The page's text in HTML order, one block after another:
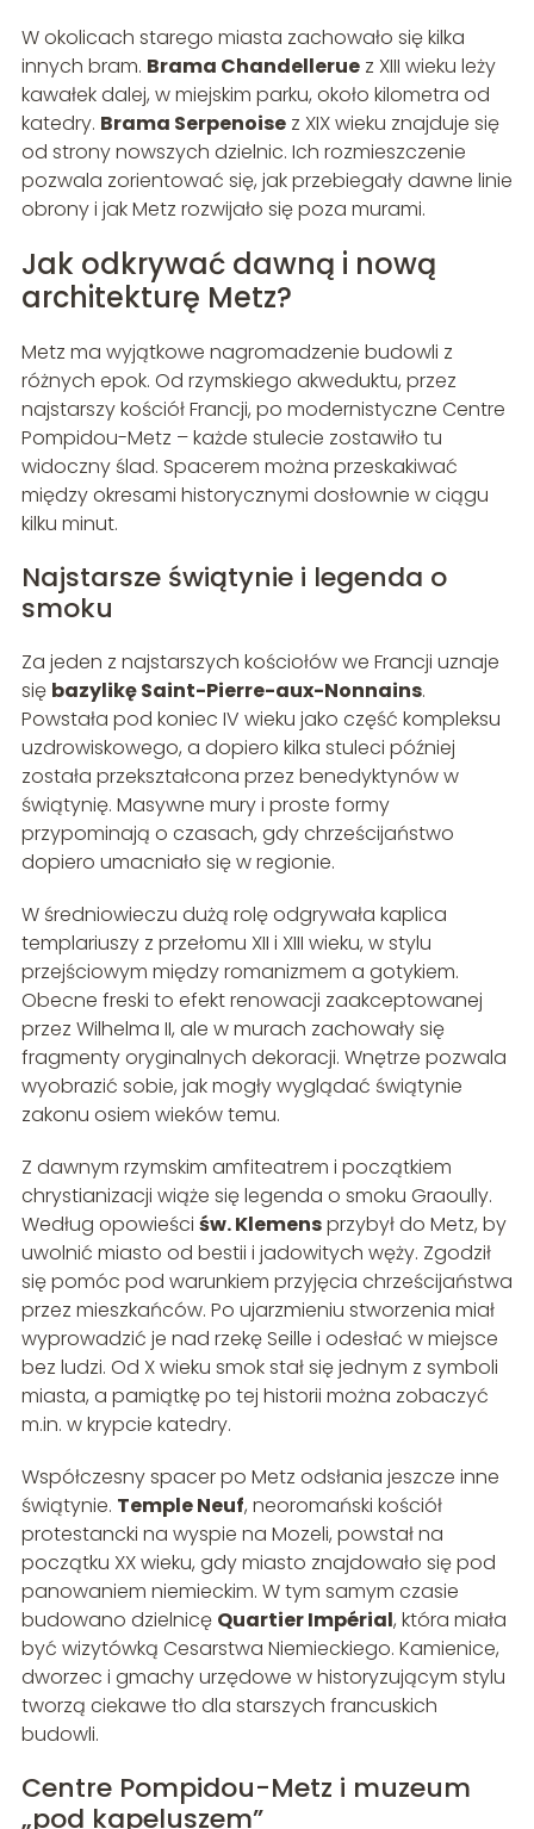
W okolicach starego miasta zachowało się kilka
innych bram. Brama Chandelleruez XIII wieku leży
kawałek dalej, w miejskim parku, około kilometra od
katedry. Brama Serpenoisez XIX wieku znajduje się
od strony nowszych dzielnic. Ich rozmieszczenie
pozwala zorientować się, jak przebiegały dawne linie
obrony i jak Metz rozwijało się poza murami.
Jak odkrywać dawną i nową
architekturę Metz?
Metz ma wyjątkowe nagromadzenie budowli z
różnych epok. Od rzymskiego akweduktu, przez
najstarszy kościół Francji, po modernistyczne Centre
Pompidou-Metz – każde stulecie zostawiło tu
widoczny ślad. Spacerem można przeskakiwać
między okresami historycznymi dosłownie w ciągu
kilku minut.
Najstarsze świątynie i legenda o
smoku
Za jeden z najstarszych kościołów we Francji uznaje
się bazylikę Saint-Pierre-aux-Nonnains.
Powstała pod koniec IV wieku jako część kompleksu
uzdrowiskowego, a dopiero kilka stuleci później
została przekształcona przez benedyktynów w
świątynię. Masywne mury i proste formy
przypominają o czasach, gdy chrześcijaństwo
dopiero umacniało się w regionie.
W średniowieczu dużą rolę odgrywała kaplica
templariuszy z przełomu XII i XIII wieku, w stylu
przejściowym między romanizmem a gotykiem.
Obecne freski to efekt renowacji zaakceptowanej
przez Wilhelma II, ale w murach zachowały się
fragmenty oryginalnych dekoracji. Wnętrze pozwala
wyobrazić sobie, jak mogły wyglądać świątynie
zakonu osiem wieków temu.
Z dawnym rzymskim amfiteatrem i początkiem
chrystianizacji wiąże się legenda o smoku Graoully.
Według opowieści św. Klemensprzybył do Metz, by
uwolnić miasto od bestii i jadowitych węży. Zgodził
się pomóc pod warunkiem przyjęcia chrześcijaństwa
przez mieszkańców. Po ujarzmieniu stworzenia miał
wyprowadzić je nad rzekę Seille i odesłać w miejsce
bez ludzi. Od X wieku smok stał się jednym z symboli
miasta, a pamiątkę po tej historii można zobaczyć
m.in. w krypcie katedry.
Współczesny spacer po Metz odsłania jeszcze inne
świątynie. Temple Neuf, neoromański kościół
protestancki na wyspie na Mozeli, powstał na
początku XX wieku, gdy miasto znajdowało się pod
panowaniem niemieckim. W tym samym czasie
budowano dzielnicę Quartier Impérial, która miała
być wizytówką Cesarstwa Niemieckiego. Kamienice,
dworzec i gmachy urzędowe w historyzującym stylu
tworzą ciekawe tło dla starszych francuskich
budowli.
Centre Pompidou-Metz i muzeum
„pod kapeluszem”